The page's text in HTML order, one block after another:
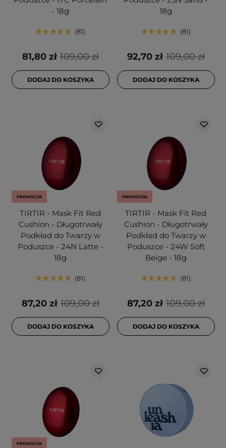
- 18g
81
109,00 zł
81,80 zł
DODAJ DO KOSZYKA
18g
81
109,00 zł
92,70 zł
DODAJ DO KOSZYKA
PROMOCJA
TIRTIR - Mask Fit Red
Cushion - Długotrwały
Podkład do Twarzy w
Poduszce - 24N Latte -
18g
81
109,00 zł
87,20 zł
DODAJ DO KOSZYKA
PROMOCJA
TIRTIR - Mask Fit Red
Cushion - Długotrwały
Podkład do Twarzy w
Poduszce - 24W Soft
Beige - 18g
81
109,00 zł
87,20 zł
DODAJ DO KOSZYKA
PROMOCJA